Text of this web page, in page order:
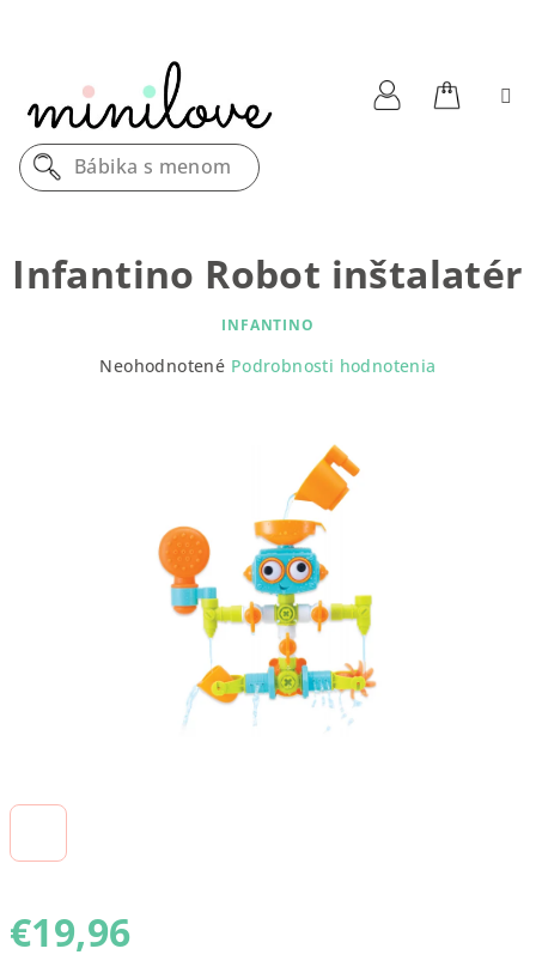
Bábika s menom
€19,96
Infantino Robot inštalatér
INFANTINO
Neohodnotené Podrobnosti hodnotenia